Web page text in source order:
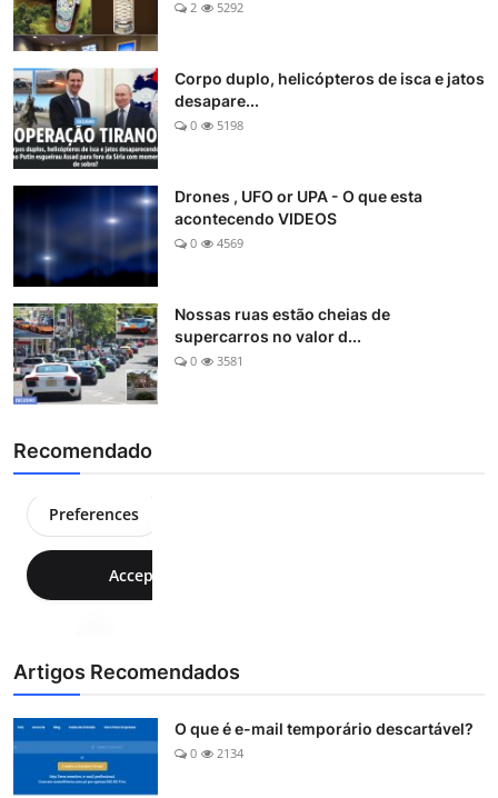
2 5292
Corpo duplo, helicópteros de isca e jatos
desapare...
0 5198
Drones , UFO or UPA - O que esta
acontecendo VIDEOS
0 4569
Nossas ruas estão cheias de
supercarros no valor d...
0 3581
Recomendado
Artigos Recomendados
O que é e-mail temporário descartável?
0 2134